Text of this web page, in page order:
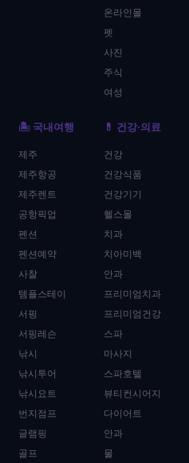
온라인몰
펫
사진
주식
여성
🏝️ 국내여행
제주
제주항공
제주렌트
공항픽업
펜션
펜션예약
사찰
템플스테이
서핑
서핑레슨
낚시
낚시투어
낚시요트
번지점프
글램핑
골프
💊 건강·의료
건강
건강식품
건강기기
헬스몰
치과
치아미백
안과
프리미엄치과
프리미엄건강
스파
마사지
스파호텔
뷰티컨시어지
다이어트
안과
물